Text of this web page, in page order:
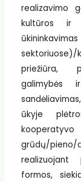
realizavimo
kultūros ir
priežiūra,
galimybės
ūkyje
grūdų/
realizuojant
formos,